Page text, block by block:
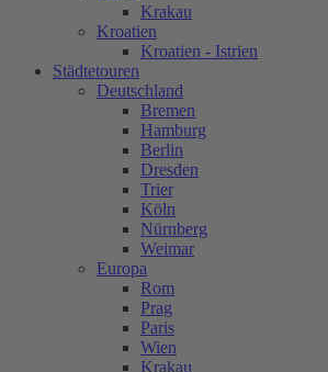
Krakau
Kroatien
Kroatien - Istrien
Städtetouren
Deutschland
Bremen
Hamburg
Berlin
Dresden
Trier
Köln
Nürnberg
Weimar
Europa
Rom
Prag
Paris
Wien
Krakau